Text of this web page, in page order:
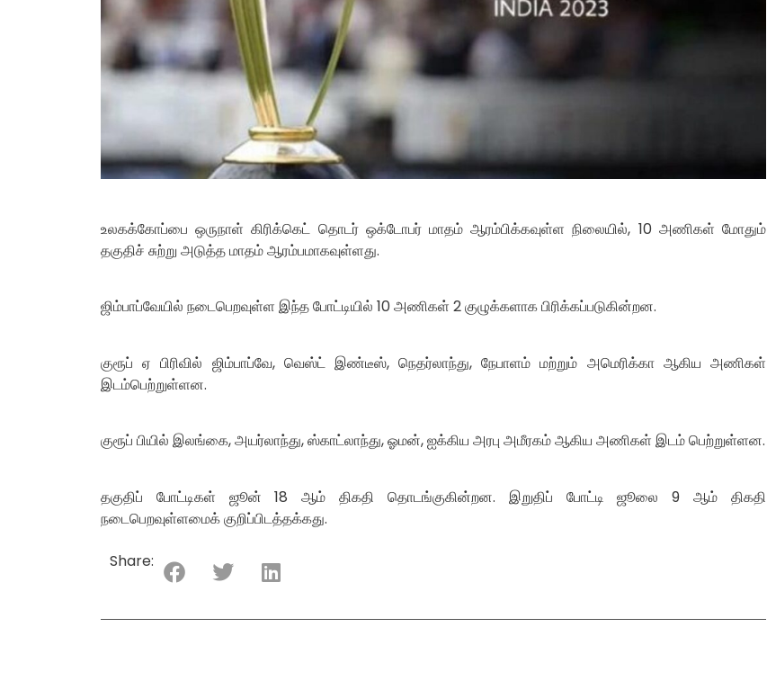
உலகக்கோப்பை ஒருநாள் கிரிக்கெட் தொடர் ஒக்டோபர் மாதம் ஆரம்பிக்கவுள்ள நிலையில், 10 அணிகள் மோதும்
தகுதிச் சுற்று அடுத்த மாதம் ஆரம்பமாகவுள்ளது.
ஜிம்பாப்வேயில் நடைபெறவுள்ள இந்த போட்டியில் 10 அணிகள் 2 குழுக்களாக பிரிக்கப்படுகின்றன.
குரூப் ஏ பிரிவில் ஜிம்பாப்வே, வெஸ்ட் இண்டீஸ், நெதர்லாந்து, நேபாளம் மற்றும் அமெரிக்கா ஆகிய அணிகள்
இடம்பெற்றுள்ளன.
குரூப் பியில் இலங்கை, அயர்லாந்து, ஸ்காட்லாந்து, ஓமன், ஐக்கிய அரபு அமீரகம் ஆகிய அணிகள் இடம் பெற்றுள்ளன.
தகுதிப் போட்டிகள் ஜூன் 18 ஆம் திகதி தொடங்குகின்றன. இறுதிப் போட்டி ஜூலை 9 ஆம் திகதி
நடைபெறவுள்ளமைக் குறிப்பிடத்தக்கது.
Share: